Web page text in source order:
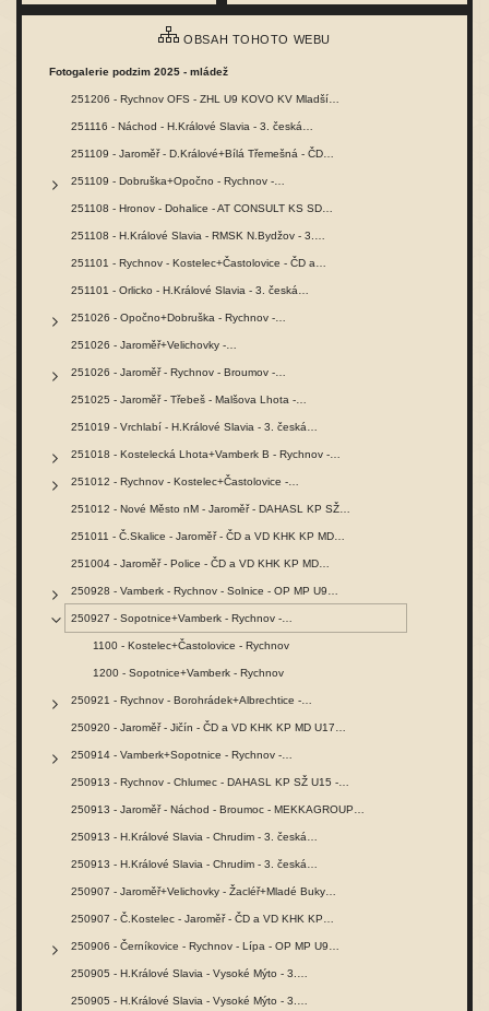
OBSAH TOHOTO WEBU
Fotogalerie podzim 2025 - mládež
251206 - Rychnov OFS - ZHL U9 KOVO KV Mladší…
251116 - Náchod - H.Králové Slavia - 3. česká…
251109 - Jaroměř - D.Králové+Bílá Třemešná - ČD…
251109 - Dobruška+Opočno - Rychnov -…
251108 - Hronov - Dohalice - AT CONSULT KS SD…
251108 - H.Králové Slavia - RMSK N.Bydžov - 3.…
251101 - Rychnov - Kostelec+Častolovice - ČD a…
251101 - Orlicko - H.Králové Slavia - 3. česká…
251026 - Opočno+Dobruška - Rychnov -…
251026 - Jaroměř+Velichovky -…
251026 - Jaroměř - Rychnov - Broumov -…
251025 - Jaroměř - Třebeš - Malšova Lhota -…
251019 - Vrchlabí - H.Králové Slavia - 3. česká…
251018 - Kostelecká Lhota+Vamberk B - Rychnov -…
251012 - Rychnov - Kostelec+Častolovice -…
251012 - Nové Město nM - Jaroměř - DAHASL KP SŽ…
251011 - Č.Skalice - Jaroměř - ČD a VD KHK KP MD…
251004 - Jaroměř - Police - ČD a VD KHK KP MD…
250928 - Vamberk - Rychnov - Solnice - OP MP U9…
250927 - Sopotnice+Vamberk - Rychnov -…
1100 - Kostelec+Častolovice - Rychnov
1200 - Sopotnice+Vamberk - Rychnov
250921 - Rychnov - Borohrádek+Albrechtice -…
250920 - Jaroměř - Jičín - ČD a VD KHK KP MD U17…
250914 - Vamberk+Sopotnice - Rychnov -…
250913 - Rychnov - Chlumec - DAHASL KP SŽ U15 -…
250913 - Jaroměř - Náchod - Broumoc - MEKKAGROUP…
250913 - H.Králové Slavia - Chrudim - 3. česká…
250913 - H.Králové Slavia - Chrudim - 3. česká…
250907 - Jaroměř+Velichovky - Žacléř+Mladé Buky…
250907 - Č.Kostelec - Jaroměř - ČD a VD KHK KP…
250906 - Černíkovice - Rychnov - Lípa - OP MP U9…
250905 - H.Králové Slavia - Vysoké Mýto - 3.…
250905 - H.Králové Slavia - Vysoké Mýto - 3.…